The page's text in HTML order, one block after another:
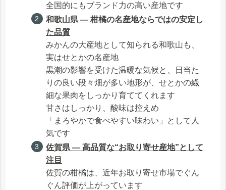
全国的にもブランド力の高い産地です
和歌山県 ― 柑橘の名産地ならではの安定し
た品質
みかんの大産地として知られる和歌山も、
実はせとかの名産地
黒潮の影響を受けた温暖な気候と、日当た
りの良い段々畑が多い地形が、せとかの繊
細な果肉をしっかり育ててくれます
甘さはしっかり、酸味は控えめ
「まろやかで食べやすい味わい」として人
気です
佐賀県 ― 高品質な“お取り寄せ産地”として
注目
佐賀の柑橘は、近年お取り寄せ市場でぐん
ぐん評価が上がっています